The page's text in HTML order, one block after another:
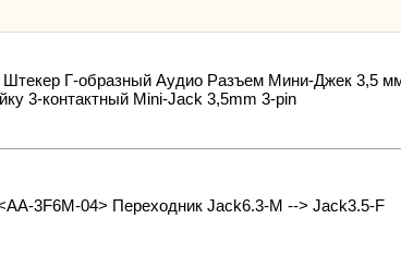
Г-образный Аудио Разъем Мини-Джек 3,5
3-контактный Mini-Jack 3,5mm 3-pin
3F6M-04> Переходник Jack6.3-M --> Jack3.5-F